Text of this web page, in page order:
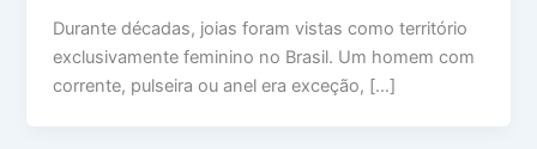
Durante décadas, joias foram vistas como território
exclusivamente feminino no Brasil. Um homem com
corrente, pulseira ou anel era exceção, […]